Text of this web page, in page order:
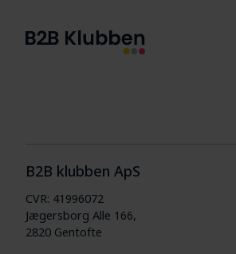
B2B klubben ApS
CVR: 41996072
Jægersborg Alle 166,
2820 Gentofte